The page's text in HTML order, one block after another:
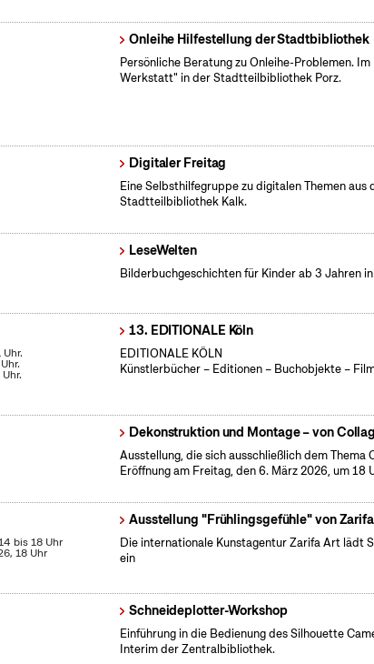
Onleihe Hilfestellung der Stadtbibliothek
Persönliche Beratung zu Onleihe-Problemen.
Werkstatt" in der Stadtteilbibliothek Porz.
Digitaler Freitag
Eine Selbsthilfegruppe zu digitalen Themen
Stadtteilbibliothek Kalk.
LeseWelten
Bilderbuchgeschichten für Kinder ab 3 Jahren
13. EDITIONALE Köln
EDITIONALE KÖLN
Künstlerbücher – Editionen – Buchobjekte –
Dekonstruktion und Montage – von
Ausstellung, die sich ausschließlich dem Thema
Eröffnung am Freitag, den 6. März 2026, um 18
bis 18 Uhr
18 Uhr
Ausstellung "Frühlingsgefühle" von
Die internationale Kunstagentur Zarifa Art lädt
ein
Schneideplotter-Workshop
​Einführung in die Bedienung des Silhouette
Interim der Zentralbibliothek.